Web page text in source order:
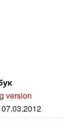
version